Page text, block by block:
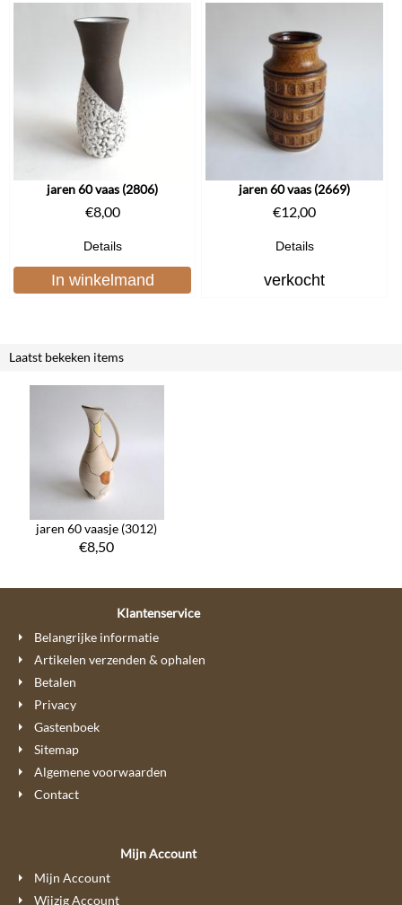
jaren 60 vaas (2806)
€8,00
Details
In winkelmand
jaren 60 vaas (2669)
€12,00
Details
verkocht
Laatst bekeken items
jaren 60 vaasje (3012)
€8,50
Klantenservice
Belangrijke informatie
Artikelen verzenden & ophalen
Betalen
Privacy
Gastenboek
Sitemap
Algemene voorwaarden
Contact
Mijn Account
Mijn Account
Wijzig Account